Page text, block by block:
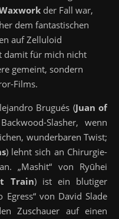
der Fall war,
dem fantastischen
auf Zelluloid
damit für mich nicht
gemeint, sondern
Films.
Brugués (Juan of
Slasher, wenn
wunderbaren Twist;
) lehnt sich an Chirurgie-
„Mashit“ von Ryūhei
Train) ist ein blutiger
Egress“ von David Slade
Zuschauer auf einen